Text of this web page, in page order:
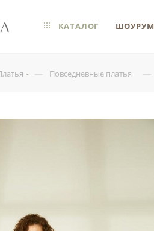
КАТАЛОГ ШОУРУМ
— Повседневные платья —